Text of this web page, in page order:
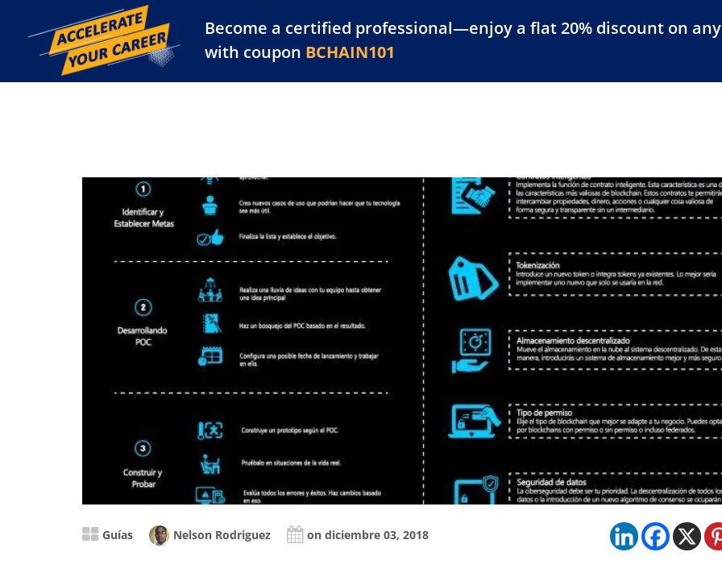
Become a certified professional—enjoy a flat 20% discount on
with coupon BCHAIN101
Training Library Platform Resources For Businesses
Guías Nelson Rodriguez on diciembre 03, 2018